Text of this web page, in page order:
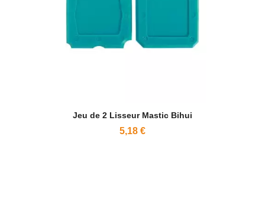
Jeu de 2 Lisseur Mastic Bihui
5,18 €